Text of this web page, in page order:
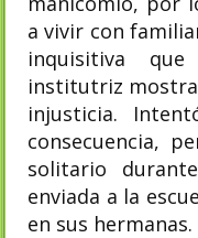
a vivir con
inquisitiva
institutriz
injusticia.
consecuencia,
solitario
enviada a la
en sus hermanas.